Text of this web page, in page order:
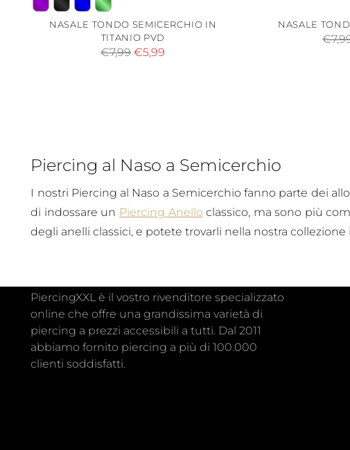
NASALE TONDO SEMICERCHIO IN
TITANIO PVD
Prezzo
€7,99 €5,99
NASALE
Piercing al Naso a Semicerchio
I nostri Piercing al Naso a Semicerchio fanno parte dei
di indossare un Piercing Anello classico, ma sono più
degli anelli classici, e potete trovarli nella nostra
PiercingXXL è il vostro rivenditore specializzato
online che offre una grandissima varietà di
piercing a prezzi accessibili a tutti. Dal 2011
abbiamo fornito piercing a più di 100.000
clienti soddisfatti.